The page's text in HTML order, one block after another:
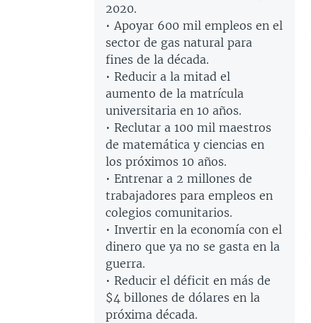
2020.
• Apoyar 600 mil empleos en el
sector de gas natural para
fines de la década.
• Reducir a la mitad el
aumento de la matrícula
universitaria en 10 años.
• Reclutar a 100 mil maestros
de matemática y ciencias en
los próximos 10 años.
• Entrenar a 2 millones de
trabajadores para empleos en
colegios comunitarios.
• Invertir en la economía con el
dinero que ya no se gasta en la
guerra.
• Reducir el déficit en más de
$4 billones de dólares en la
próxima década.